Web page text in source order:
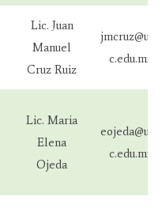
Lic. Juan
Manuel
Cruz Ruiz
jmcruz@uab
c.edu.mx
Lic. Maria
Elena
Ojeda
eojeda@uab
c.edu.mx